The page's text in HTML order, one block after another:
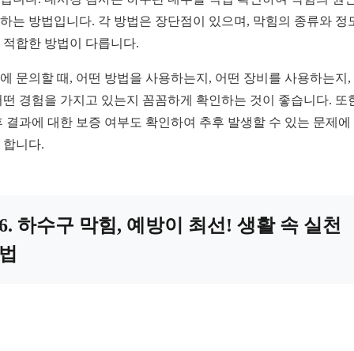
는 방법입니다. 각 방법은 장단점이 있으며, 막힘의 종류와 정
적합한 방법이 다릅니다.
문의할 때, 어떤 방법을 사용하는지, 어떤 장비를 사용하는지,
떤 경험을 가지고 있는지 꼼꼼하게 확인하는 것이 좋습니다. 또
결과에 대한 보증 여부도 확인하여 추후 발생할 수 있는 문제에
합니다.
하수구 막힘, 예방이 최선! 생활 속 실천